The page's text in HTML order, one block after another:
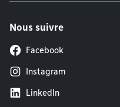
Nous suivre
Facebook
Instagram
LinkedIn